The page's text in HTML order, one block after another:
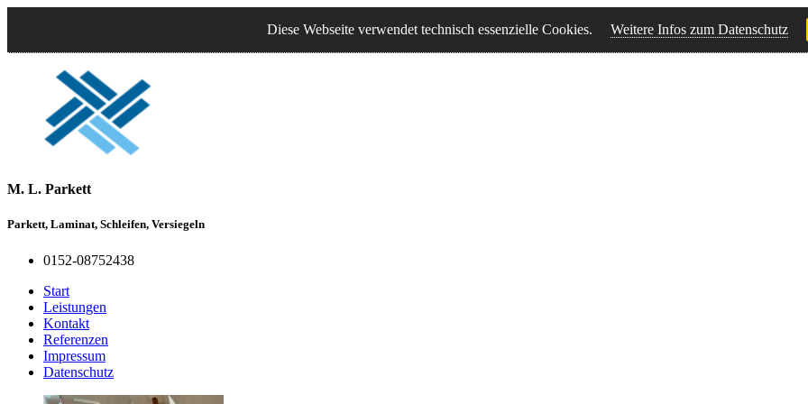
Diese Webseite verwendet technisch essenzielle Cookies. Weitere Infos zum Datenschutz
M. L. Parkett
Parkett, Laminat, Schleifen, Versiegeln
0152-08752438
Start
Leistungen
Kontakt
Referenzen
Impressum
Datenschutz